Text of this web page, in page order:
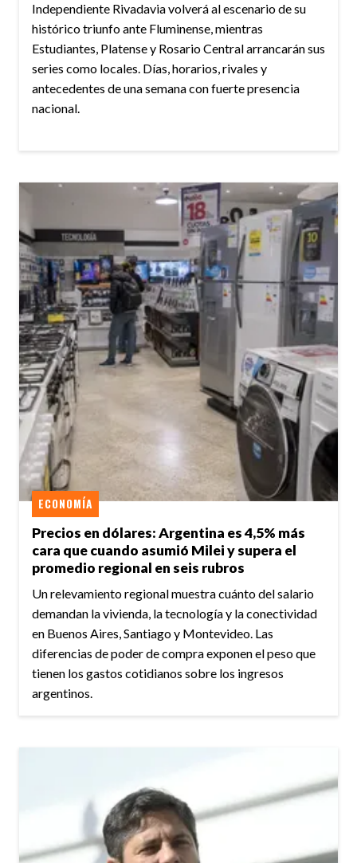
Independiente Rivadavia volverá al escenario de su
histórico triunfo ante Fluminense, mientras
Estudiantes, Platense y Rosario Central arrancarán sus
series como locales. Días, horarios, rivales y
antecedentes de una semana con fuerte presencia
nacional.
Precios en dólares: Argentina es 4,5% más
cara que cuando asumió Milei y supera el
promedio regional en seis rubros
ECONOMÍA
Un relevamiento regional muestra cuánto del salario
demandan la vivienda, la tecnología y la conectividad
en Buenos Aires, Santiago y Montevideo. Las
diferencias de poder de compra exponen el peso que
tienen los gastos cotidianos sobre los ingresos
argentinos.